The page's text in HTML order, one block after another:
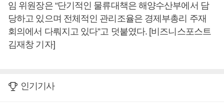
임 위원장은 “단기적인 물류대책은 해양수산부에서 담
당하고 있으며 전체적인 관리조율은 경제부총리 주재
회의에서 다뤄지고 있다”고 덧붙였다. [비즈니스포스트
김재창 기자]
인기기사